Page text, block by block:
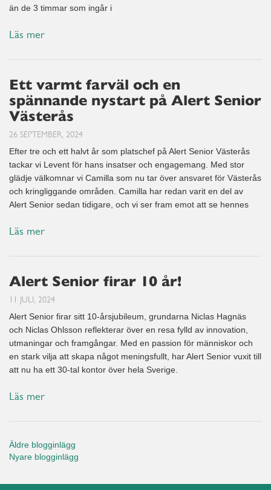
än de 3 timmar som ingår i
Läs mer
Ett varmt farväl och en
spännande nystart på Alert Senior
Västerås
26 SEPTEMBER, 2024
Efter tre och ett halvt år som platschef på Alert Senior Västerås
tackar vi Levent för hans insatser och engagemang. Med stor
glädje välkomnar vi Camilla som nu tar över ansvaret för Västerås
och kringliggande områden. Camilla har redan varit en del av
Alert Senior sedan tidigare, och vi ser fram emot att se hennes
Läs mer
Alert Senior firar 10 år!
11 JULI, 2024
Alert Senior firar sitt 10-årsjubileum, grundarna Niclas Hagnäs
och Niclas Ohlsson reflekterar över en resa fylld av innovation,
utmaningar och framgångar. Med en passion för människor och
en stark vilja att skapa något meningsfullt, har Alert Senior vuxit till
att nu ha ett 30-tal kontor över hela Sverige.
Läs mer
Äldre blogginlägg
Nyare blogginlägg